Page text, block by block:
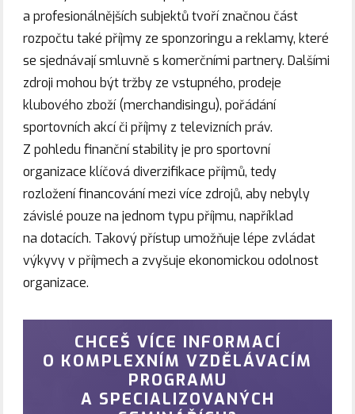
a profesionálnějších subjektů tvoří značnou část
rozpočtu také příjmy ze sponzoringu a reklamy, které
se sjednávají smluvně s komerčními partnery. Dalšími
zdroji mohou být tržby ze vstupného, prodeje
klubového zboží (merchandisingu), pořádání
sportovních akcí či příjmy z televizních práv.
Z pohledu finanční stability je pro sportovní
organizace klíčová diverzifikace příjmů, tedy
rozložení financování mezi více zdrojů, aby nebyly
závislé pouze na jednom typu příjmu, například
na dotacích. Takový přístup umožňuje lépe zvládat
výkyvy v příjmech a zvyšuje ekonomickou odolnost
organizace.
CHCEŠ VÍCE INFORMACÍ
O KOMPLEXNÍM VZDĚLÁVACÍM
PROGRAMU
A SPECIALIZOVANÝCH